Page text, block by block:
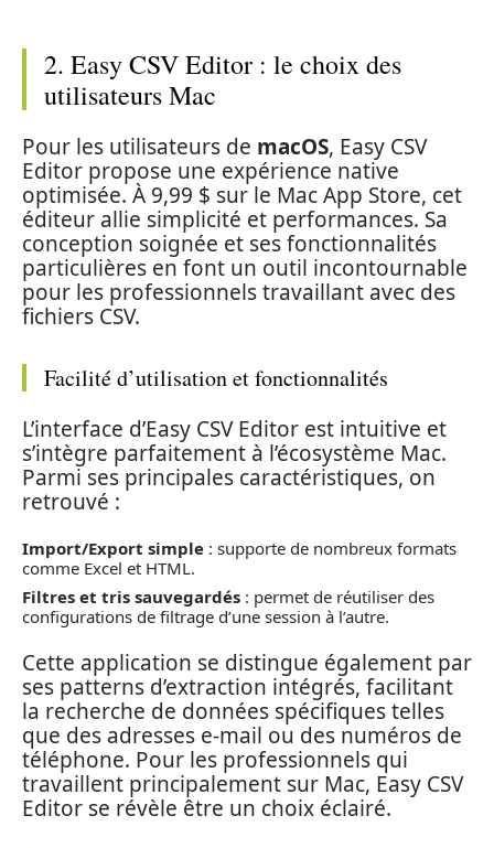
2. Easy CSV Editor : le choix des
utilisateurs Mac
Pour les utilisateurs de macOS, Easy CSV
Editor propose une expérience native
optimisée. À 9,99 $ sur le Mac App Store, cet
éditeur allie simplicité et performances. Sa
conception soignée et ses fonctionnalités
particulières en font un outil incontournable
pour les professionnels travaillant avec des
fichiers CSV.
Facilité d’utilisation et fonctionnalités
L’interface d’Easy CSV Editor est intuitive et
s’intègre parfaitement à l’écosystème Mac.
Parmi ses principales caractéristiques, on
retrouvé :
Import/Export simple : supporte de nombreux formats
comme Excel et HTML.
Filtres et tris sauvegardés : permet de réutiliser des
configurations de filtrage d’une session à l’autre.
Cette application se distingue également par
ses patterns d’extraction intégrés, facilitant
la recherche de données spécifiques telles
que des adresses e-mail ou des numéros de
téléphone. Pour les professionnels qui
travaillent principalement sur Mac, Easy CSV
Editor se révèle être un choix éclairé.